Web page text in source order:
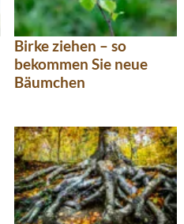
Birke ziehen – so
bekommen Sie neue
Bäumchen